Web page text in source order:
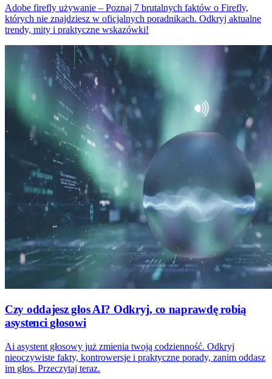
Adobe firefly używanie – Poznaj 7 brutalnych faktów o Firefly,
których nie znajdziesz w oficjalnych poradnikach. Odkryj aktualne
trendy, mity i praktyczne wskazówki!
Czy oddajesz głos AI? Odkryj, co naprawdę robią
asystenci głosowi
Ai asystent głosowy już zmienia twoją codzienność. Odkryj
nieoczywiste fakty, kontrowersje i praktyczne porady, zanim oddasz
im głos. Przeczytaj teraz.